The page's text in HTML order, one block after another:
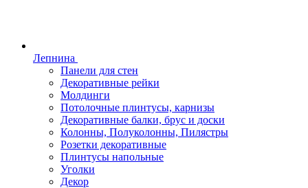
Лепнина
Панели для стен
Декоративные рейки
Молдинги
Потолочные плинтусы, карнизы
Декоративные балки, брус и доски
Колонны, Полуколонны, Пилястры
Розетки декоративные
Плинтусы напольные
Уголки
Декор